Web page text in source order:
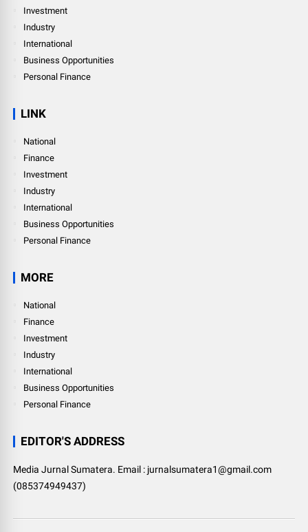
Investment
Industry
International
Business Opportunities
Personal Finance
LINK
National
Finance
Investment
Industry
International
Business Opportunities
Personal Finance
MORE
National
Finance
Investment
Industry
International
Business Opportunities
Personal Finance
EDITOR'S ADDRESS
Media Jurnal Sumatera. Email : jurnalsumatera1@gmail.com
(085374949437)